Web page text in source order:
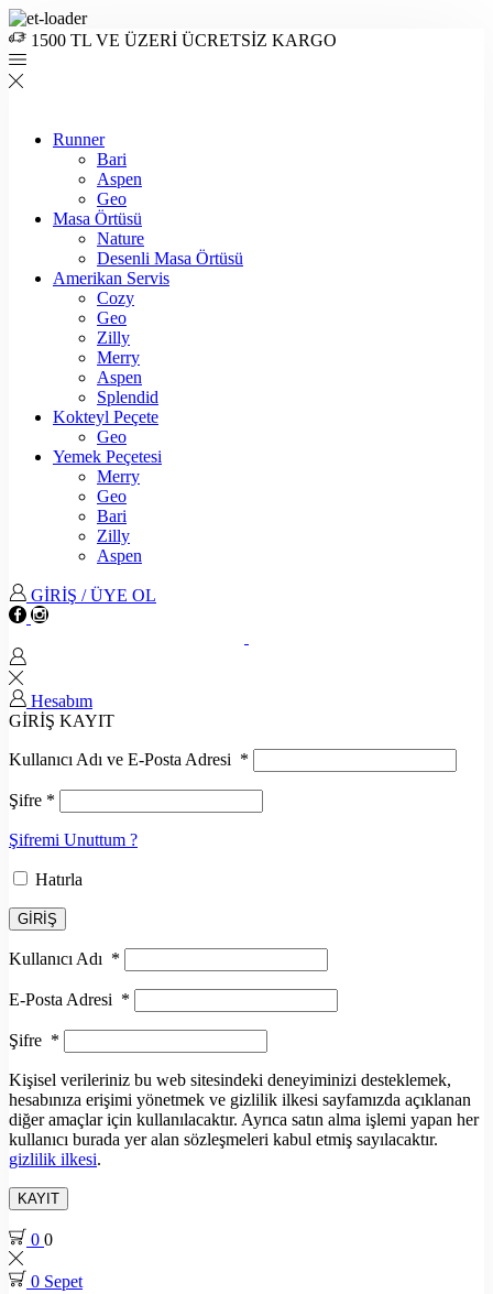
1500 TL VE ÜZERİ ÜCRETSİZ KARGO
Runner
Bari
Aspen
Geo
Masa Örtüsü
Nature
Desenli Masa Örtüsü
Amerikan Servis
Cozy
Geo
Zilly
Merry
Aspen
Splendid
Kokteyl Peçete
Geo
Yemek Peçetesi
Merry
Geo
Bari
Zilly
Aspen
GİRİŞ / ÜYE OL
Hesabım
GİRİŞ KAYIT
Kullanıcı Adı ve E-Posta Adresi *
Şifre *
Şifremi Unuttum ?
Hatırla
GİRİŞ
Kullanıcı Adı *
E-Posta Adresi *
Şifre *
Kişisel verileriniz bu web sitesindeki deneyiminizi desteklemek,
hesabınıza erişimi yönetmek ve gizlilik ilkesi sayfamızda açıklanan
diğer amaçlar için kullanılacaktır. Ayrıca satın alma işlemi yapan her
kullanıcı burada yer alan sözleşmeleri kabul etmiş sayılacaktır.
gizlilik ilkesi.
KAYIT
0 0
0 Sepet